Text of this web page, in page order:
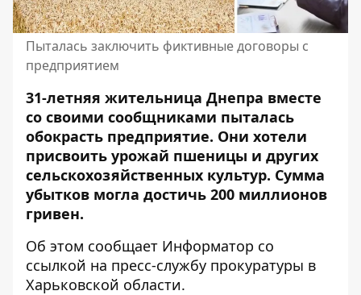
Пыталась заключить фиктивные договоры с
предприятием
31-летняя жительница Днепра вместе
со своими сообщниками пыталась
обокрасть предприятие. Они хотели
присвоить урожай пшеницы и других
сельскохозяйственных культур. Сумма
убытков могла достичь 200 миллионов
гривен.
Об этом сообщает Информатор со
ссылкой на пресс-службу прокуратуры в
Харьковской области.